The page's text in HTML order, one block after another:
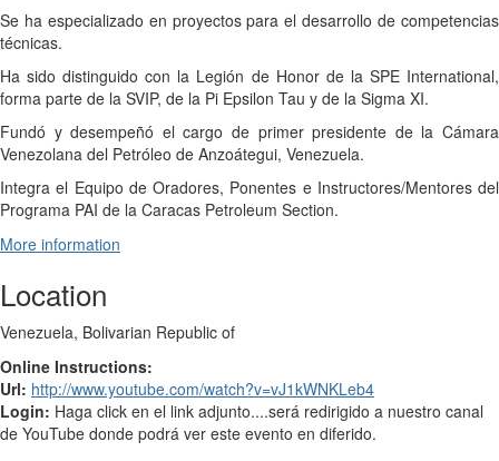
Se ha especializado en proyectos para el desarrollo de competencias
técnicas.
Ha sido distinguido con la Legión de Honor de la SPE International,
forma parte de la SVIP, de la Pi Epsilon Tau y de la Sigma XI.
Fundó y desempeñó el cargo de primer presidente de la Cámara
Venezolana del Petróleo de Anzoátegui, Venezuela.
Integra el Equipo de Oradores, Ponentes e Instructores/Mentores del
Programa PAI de la Caracas Petroleum Section.
More information
Location
Venezuela, Bolivarian Republic of
Online Instructions:
Url: http://www.youtube.com/watch?v=vJ1kWNKLeb4
Login: Haga click en el link adjunto....será redirigido a nuestro canal
de YouTube donde podrá ver este evento en diferido.